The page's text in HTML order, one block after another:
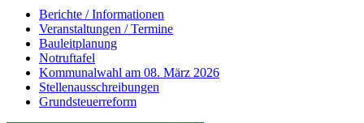
Berichte / Informationen
Veranstaltungen / Termine
Bauleitplanung
Notruftafel
Kommunalwahl am 08. März 2026
Stellenausschreibungen
Grundsteuerreform